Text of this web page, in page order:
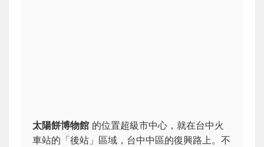
太陽餅博物館 的位置超級市中心，就在台中火
車站的「後站」區域，台中中區的復興路上。不